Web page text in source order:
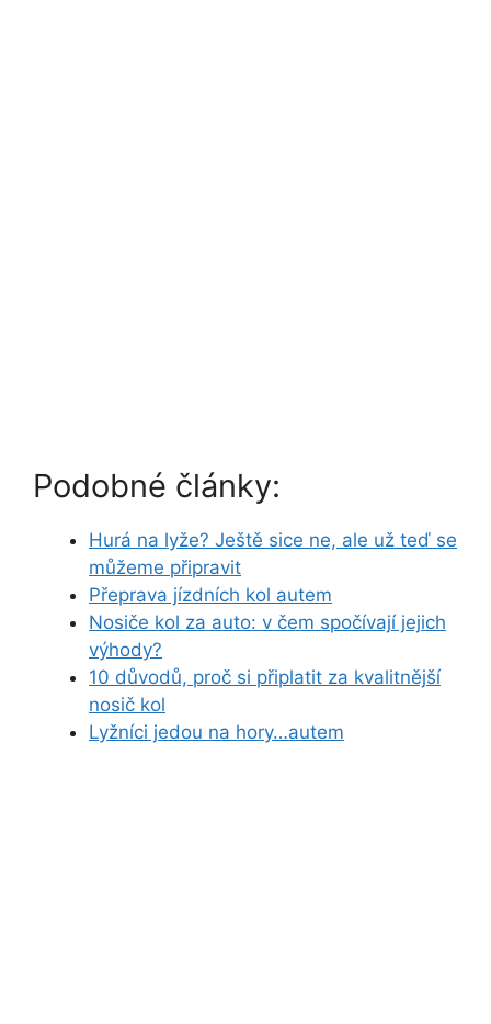
Podobné články:
Hurá na lyže? Ještě sice ne, ale už teď se
můžeme připravit
Přeprava jízdních kol autem
Nosiče kol za auto: v čem spočívají jejich
výhody?
10 důvodů, proč si připlatit za kvalitnější
nosič kol
Lyžníci jedou na hory…autem